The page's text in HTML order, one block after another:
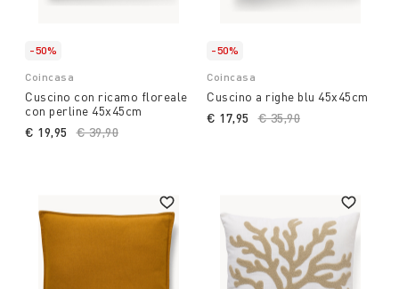
-50%
Coincasa
Cuscino con ricamo floreale
con perline 45x45cm
Price reduced from
€ 39,90
€ 19,95
-50%
Coincasa
Cuscino a righe blu 45x45cm
Price reduced from
€ 35,90
€ 17,95